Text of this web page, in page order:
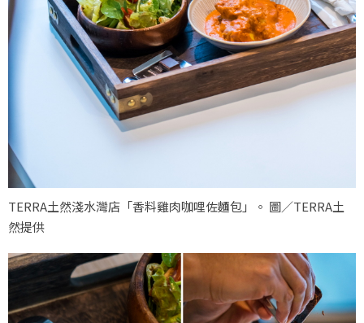
TERRA土然淺水灣店「香料雞肉咖哩佐麵包」。 圖／TERRA土
然提供